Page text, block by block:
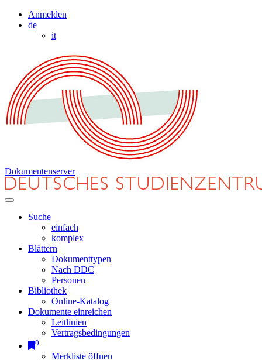
Anmelden
de
it
Dokumentenserver
Suche
einfach
komplex
Blättern
Dokumenttypen
Nach DDC
Personen
Bibliothek
Online-Katalog
Dokumente einreichen
Leitlinien
Vertragsbedingungen
0
Merkliste öffnen